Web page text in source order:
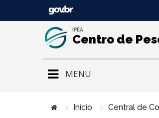
IPEA
Centro de
MENU
Início Central de